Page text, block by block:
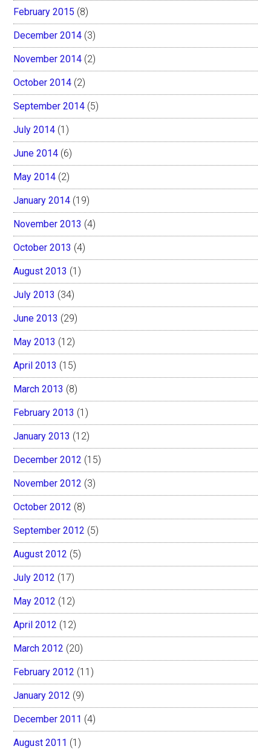
February 2015 (8)
December 2014 (3)
November 2014 (2)
October 2014 (2)
September 2014 (5)
July 2014 (1)
June 2014 (6)
May 2014 (2)
January 2014 (19)
November 2013 (4)
October 2013 (4)
August 2013 (1)
July 2013 (34)
June 2013 (29)
May 2013 (12)
April 2013 (15)
March 2013 (8)
February 2013 (1)
January 2013 (12)
December 2012 (15)
November 2012 (3)
October 2012 (8)
September 2012 (5)
August 2012 (5)
July 2012 (17)
May 2012 (12)
April 2012 (12)
March 2012 (20)
February 2012 (11)
January 2012 (9)
December 2011 (4)
August 2011 (1)